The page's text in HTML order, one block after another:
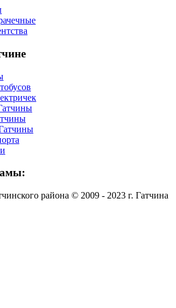
района © 2009 - 2023 г. Гатчина